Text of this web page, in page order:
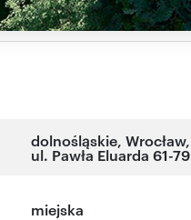
dolnośląskie,Wrocław,
ul. Pawła Eluarda 61-79
miejska